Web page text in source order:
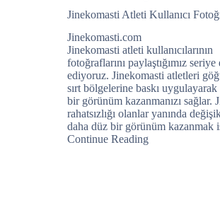
Jinekomasti Atleti Kullanıcı
Jinekomasti.com
Jinekomasti atleti kullanıcılarının
fotoğraflarını paylaştığımız
ediyoruz. Jinekomasti atletleri
sırt bölgelerine baskı
bir görünüm kazanmanızı sağlar.
rahatsızlığı olanlar yanında
daha düz bir görünüm kazanmak
Continue Reading